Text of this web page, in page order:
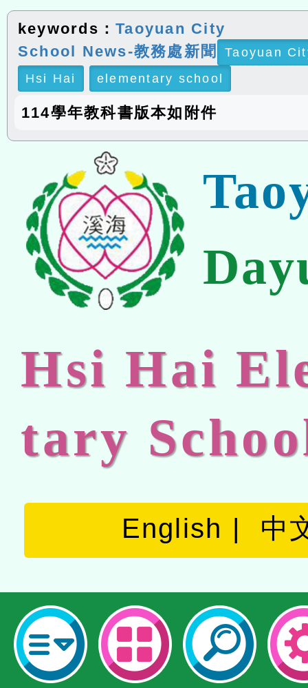
keywords：Taoyuan City
School News-教務處新聞
Taoyuan
Hsi Hai
elementary school
114學年教科書版本如附件
Hsi Hai
tary
English 中